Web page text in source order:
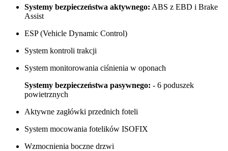
Systemy bezpieczeństwa aktywnego: ABS z EBD i Brake
Assist
ESP (Vehicle Dynamic Control)
System kontroli trakcji
System monitorowania ciśnienia w oponach
Systemy bezpieczeństwa pasywnego: - 6 poduszek
powietrznych
Aktywne zagłówki przednich foteli
System mocowania fotelików ISOFIX
Wzmocnienia boczne drzwi